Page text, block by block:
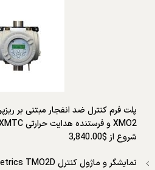
پلت فرم کنترل ضد انفجار مبتنی بر
XMO2 و فرستنده هدایت حرارتی XMTC.
شروع از $3,840.00
نمایشگر و ماژول کنترل Panametrics TMO2D